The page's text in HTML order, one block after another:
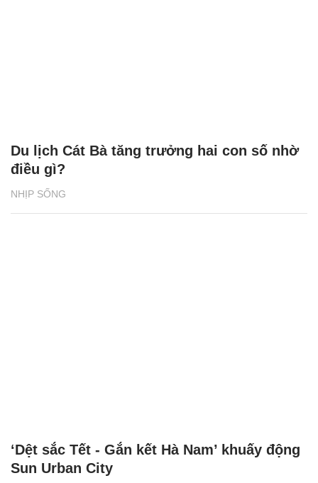
NHỊP SỐNG
Du lịch Cát Bà tăng trưởng hai con số nhờ
điều gì?
‘Dệt sắc Tết - Gắn kết Hà Nam’ khuấy động
Sun Urban City